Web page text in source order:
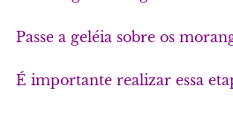
Passe a geléia sobre os
É importante realizar essa